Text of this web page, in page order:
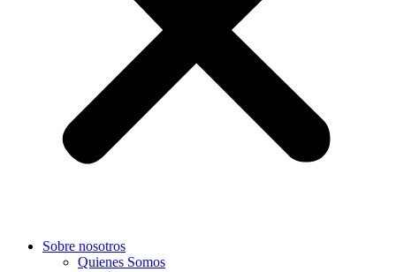
Sobre nosotros
Quienes Somos